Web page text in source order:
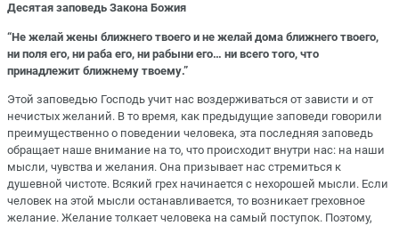
Десятая заповедь Закона Божия
“Не желай жены ближнего твоего и не желай дома ближнего твоего,
ни поля его, ни раба его, ни рабыни его… ни всего того, что
принадлежит ближнему твоему.”
Этой заповедью Господь учит нас воздерживаться от зависти и от
нечистых желаний. В то время, как предыдущие заповеди говорили
преимущественно о поведении человека, эта последняя заповедь
обращает наше внимание на то, что происходит внутри нас: на наши
мысли, чувства и желания. Она призывает нас стремиться к
душевной чистоте. Всякий грех начинается с нехорошей мысли. Если
человек на этой мысли останавливается, то возникает греховное
желание. Желание толкает человека на самый поступок. Поэтому,